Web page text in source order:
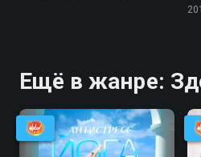
Ещё в жанре: